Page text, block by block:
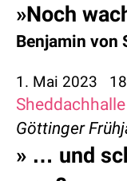
»Noch
Benjamin von
1. Mai 2023
Göttinger
» … und